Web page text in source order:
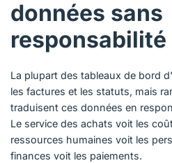
données sans
responsabilité
La plupart des tableaux de bord
les factures et les statuts, mais
traduisent ces données en
Le service des achats voit les
ressources humaines voit les
finances voit les paiements.